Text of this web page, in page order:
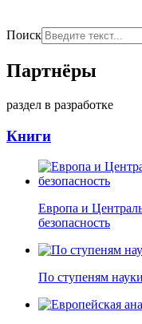
Поиск
Партнёры
раздел в разработке
Книги
Европа и
безопасность
По ступеням